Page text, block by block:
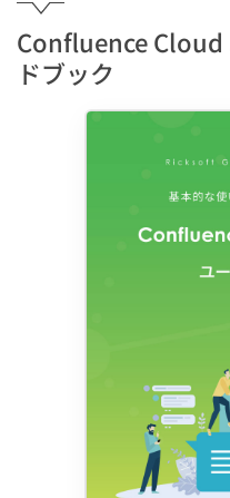
Confluence Cloud
ドブック